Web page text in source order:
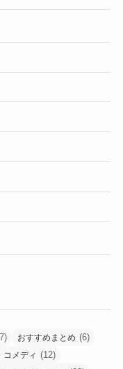
おすすめまとめ (6)
コメディ (12)